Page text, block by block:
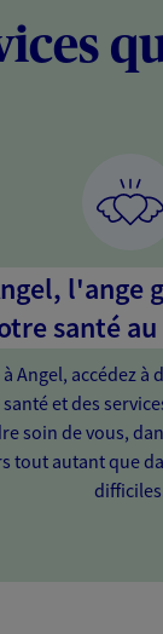
l'ange
santé
à Angel, accédez
santé et des
soin de vous,
tout autant que